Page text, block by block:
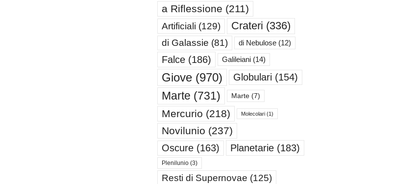
a Riflessione (211)
Artificiali (129) Crateri (336)
di Galassie (81) di Nebulose(12)
Falce(186) Galileiani(14)
Giove(970) Globulari (154)
Marte (731) Marte(7)
Mercurio (218) Molecolari(1)
Novilunio (237)
Oscure(163) Planetarie(183)
Plenilunio(3)
Resti di Supernovae (125)